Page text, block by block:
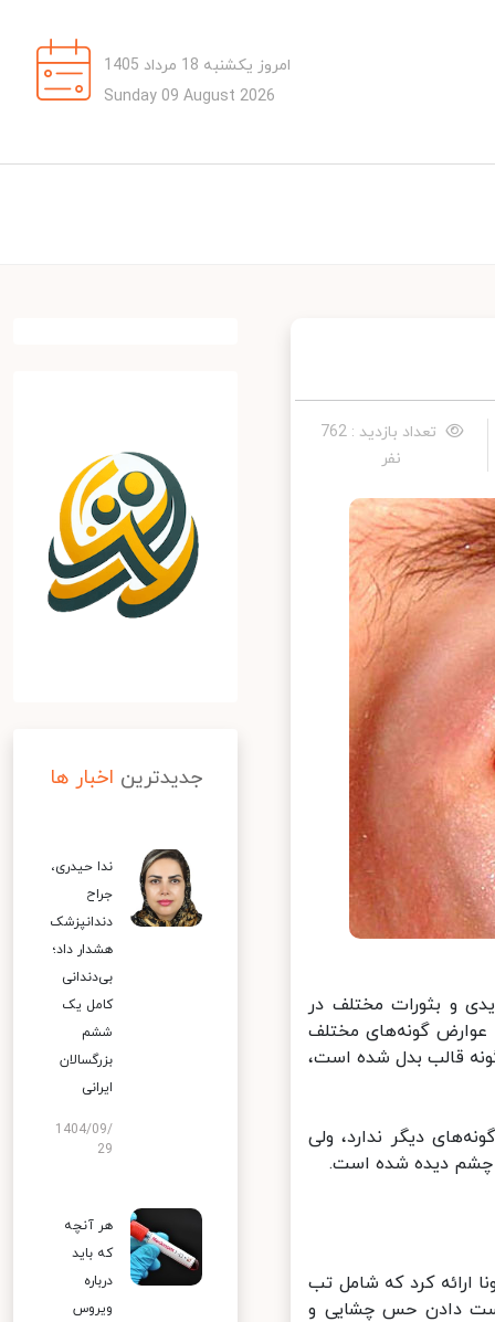
امروز یکشنبه 18 مرداد 1405
Sunday 09 August 2026
تعداد بازدید : 762
نفر
و بثورات مختلف در
گونه‌های مختلف
قالب بدل شده است،
دیگر ندارد، ولی
چشم دیده شده است.
ارائه کرد که شامل تب
دادن حس چشایی و
جدیدترین اخبار ها
ندا حیدری،
جراح
دندانپزشک
هشدار داد؛
بی‌دندانی
کامل یک
ششم
بزرگسالان
ایرانی
1404/09/
29
هر آنچه
که باید
درباره
ویروس